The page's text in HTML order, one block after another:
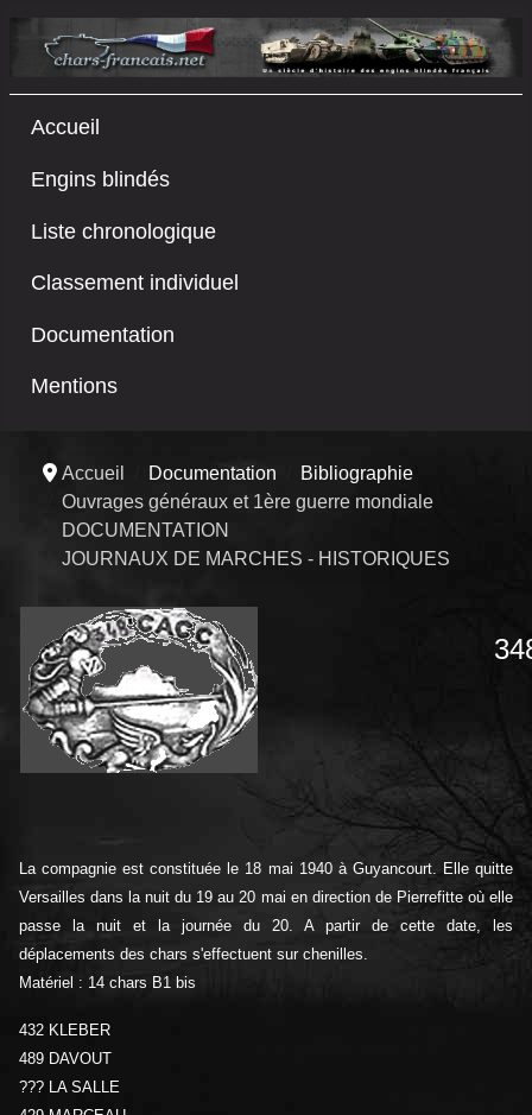
Accueil
Engins blindés
Liste chronologique
Classement individuel
Documentation
Mentions
Accueil Documentation
Bibliographie
Ouvrages généraux et 1ère guerre mondiale
DOCUMENTATION
JOURNAUX DE MARCHES - HISTORIQUES
La compagnie est constituée le 18 mai 1940 à Guyancourt. Elle quitte
Versailles dans la nuit du 19 au 20 mai en direction de Pierrefitte où elle
passe la nuit et la journée du 20. A partir de cette date, les
déplacements des chars s'effectuent sur chenilles.
Matériel : 14 chars B1 bis
432 KLEBER
489 DAVOUT
??? LA SALLE